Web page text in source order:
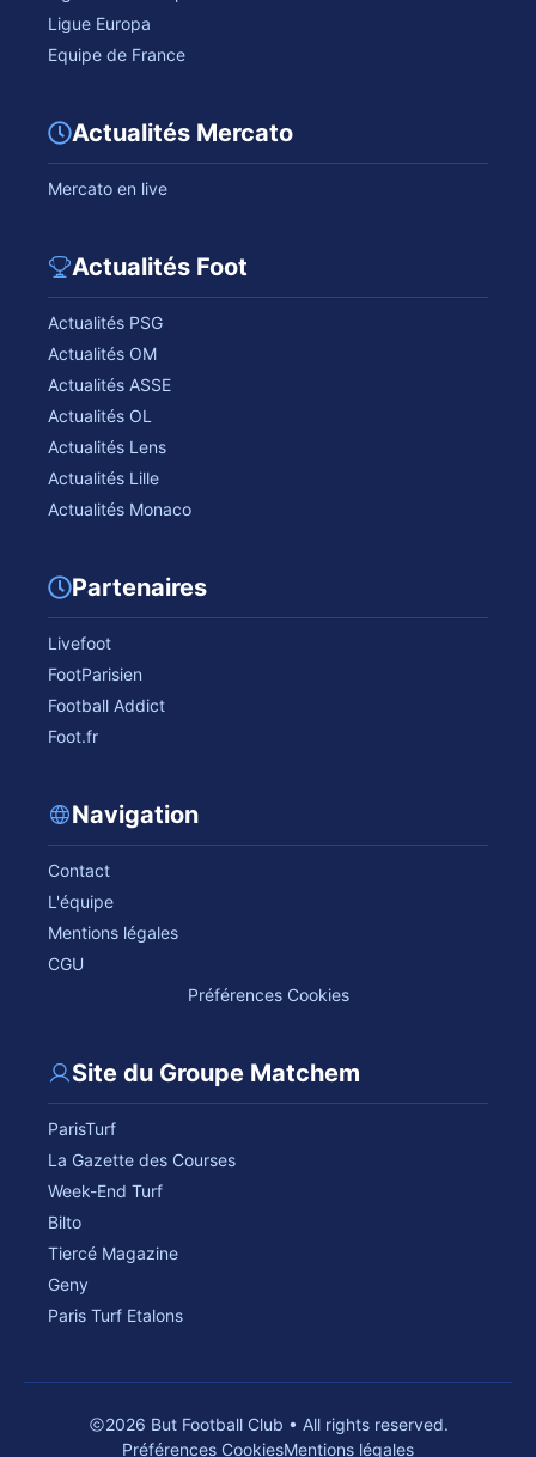
Ligue Europa
Equipe de France
Actualités Mercato
Mercato en live
Actualités Foot
Actualités PSG
Actualités OM
Actualités ASSE
Actualités OL
Actualités Lens
Actualités Lille
Actualités Monaco
Partenaires
Livefoot
FootParisien
Football Addict
Foot.fr
Navigation
Contact
L'équipe
Mentions légales
CGU
Préférences Cookies
Site du Groupe Matchem
ParisTurf
La Gazette des Courses
Week-End Turf
Bilto
Tiercé Magazine
Geny
Paris Turf Etalons
2026 But Football Club • All rights reserved.
Préférences CookiesMentions légales